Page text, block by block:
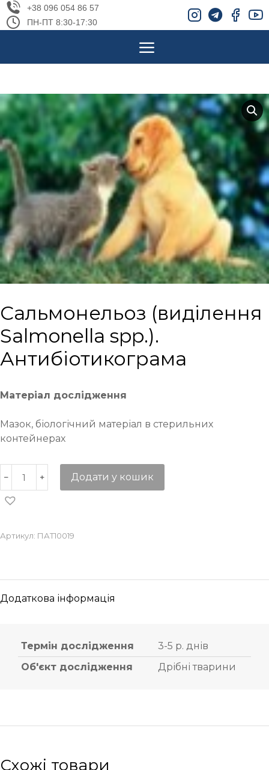
+38 096 054 86 57
ПН-ПТ 8:30-17:30
Cальмонельоз (виділення
Salmonella spp.).
Антибіотикограма
Матеріал дослідження
Мазок, біологічний матеріал в стерильних
контейнерах
Додати у кошик
Артикул: ПАТ10019
Додаткова інформація
Термін дослідження
3-5 р. днів
Об'єкт дослідження
Дрібні тварини
Схожі товари